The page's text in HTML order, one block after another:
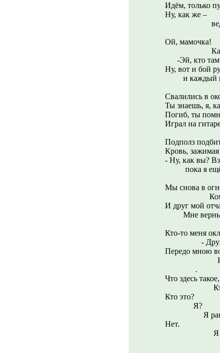
Идём, только
Ну, как же –
ведь
Ой, мамочка!
Как же
-Эй, кто там?
Ну, вот и бой
и каждый
Свалились в
Ты знаешь, я,
Погиб, ты
Играл на
Подполз
Кровь, зажимая
- Ну, как вы?
пока я ещё
Мы снова в
И друг мой
Мне верный
Кто-то меня
- Друже,
Передо мною
Неужто
.
Что здесь
Кто-то
Кто это?
Я?
Я
Нет.
Я